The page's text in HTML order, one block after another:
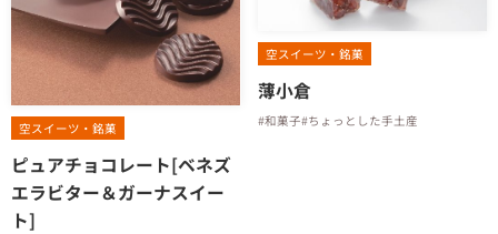
空スイーツ・銘菓
ピュアチョコレート[ベネズ
エラビター＆ガーナスイー
ト]
空スイーツ・銘菓
薄小倉
#和菓子#ちょっとした手土産